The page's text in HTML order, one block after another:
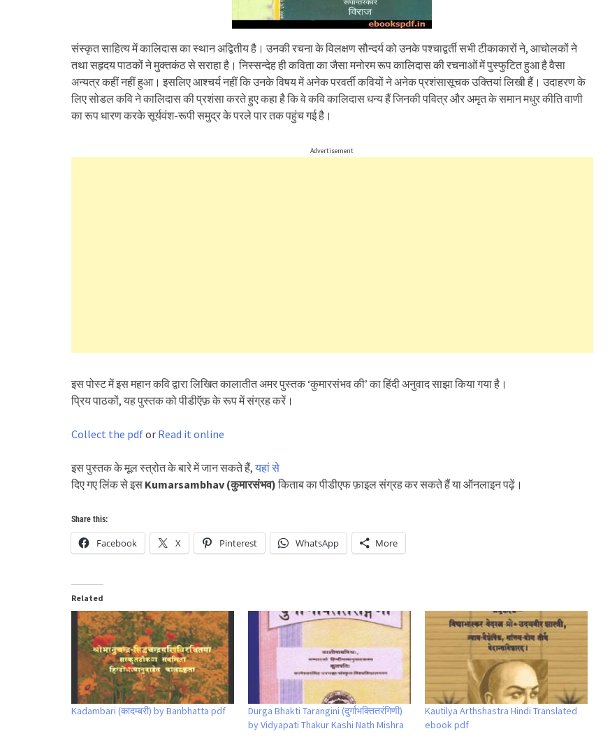
संस्कृत साहित्य में कालिदास का स्थान अद्वितीय है। उनकी रचना के विलक्षण सौन्दर्य को उनके पश्चाद्वर्ती सभी टीकाकारों ने, आचोलकों ने
तथा सहृदय पाठकों ने मुक्तकंठ से सराहा है। निस्सन्देह ही कविता का जैसा मनोरम रूप कालिदास की रचनाओं में पुस्फुटित हुआ है वैसा
अन्यत्र कहीं नहीं हुआ। इसलिए आश्चर्य नहीं कि उनके विषय में अनेक परवर्ती कवियों ने अनेक प्रशंसासूचक उक्तियां लिखी हैं। उदाहरण के
लिए सोडल कवि ने कालिदास की प्रशंसा करते हुए कहा है कि वे कवि कालिदास धन्य हैं जिनकी पवित्र और अमृत के समान मधुर कीति वाणी
का रूप धारण करके सूर्यवंश-रूपी समुद्र के परले पार तक पहुंच गई है।
Advertisement
इस पोस्ट में इस महान कवि द्वारा लिखित कालातीत अमर पुस्तक ‘कुमारसंभव की’ का हिंदी अनुवाद साझा किया गया है।
प्रिय पाठकों, यह पुस्तक को पीडीऍफ़ के रूप में संग्रह करें।
Collect the pdfor Read it online
इस पुस्तक के मूल स्त्रोत के बारे में जान सकते हैं,यहां से
दिए गए लिंक से इस Kumarsambhav (कुमारसंभव)किताब का पीडीएफ फ़ाइल संग्रह कर सकते हैं या ऑनलाइन पढ़ें।
Share this:
Facebook X Pinterest WhatsApp More
Related
Kadambari (कादम्बरी) by Banbhatta pdf
Durga Bhakti Tarangini (दुर्गाभक्तितरंगिणी)
by Vidyapati Thakur Kashi Nath Mishra
Kautilya Arthshastra Hindi Translated
ebook pdf